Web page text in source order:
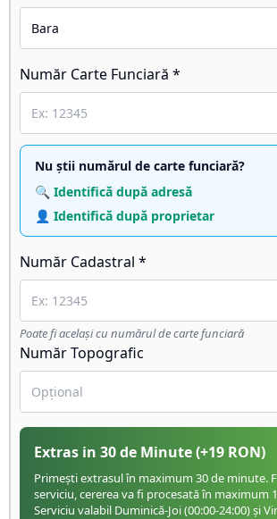
Număr Carte Funciară *
Nu știi numărul de carte funciară?
🔍 Identifică după adresă
👤 Identifică după proprietar
Număr Cadastral *
Poate fi același cu numărul de carte funciară
Număr Topografic
Extras in 30 de Minute(+19 RON)
Primești extrasul în maximum 30 de minute.
serviciu, cererea va fi procesată în maximum
Serviciu valabil Duminică-Joi (00:00-24:00) și